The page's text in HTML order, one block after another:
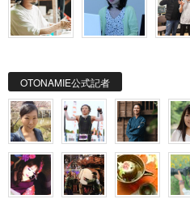
OTONAMIE公式記者